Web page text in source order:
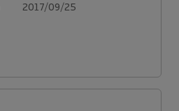
2017/09/25